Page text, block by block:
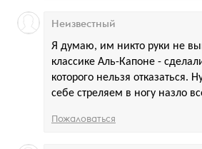
Я думаю, им никто руки не
классике Аль-Капоне -
которого нельзя отказаться.
себе стреляем в ногу назло
Неизвестный
Пожаловаться